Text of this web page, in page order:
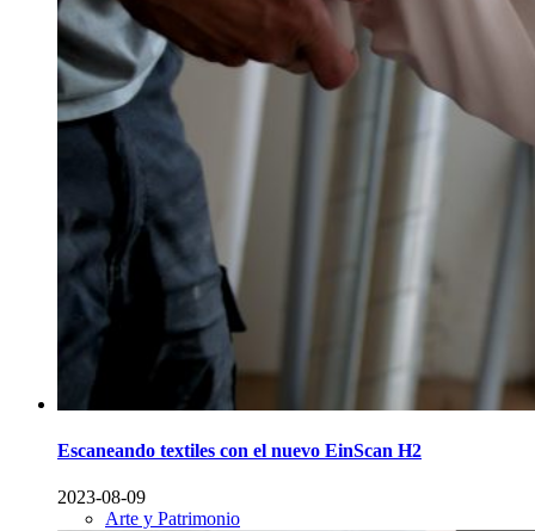
Escaneando textiles con el nuevo EinScan H2
2023-08-09
Arte y Patrimonio